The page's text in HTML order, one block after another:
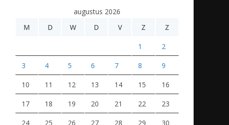
augustus 2026
M
D W D V Z Z
1 2
3 4 5 6 7 8 9
10 11 12 13 14 15 16
17 18 19 20 21 22 23
24 25 26 27 28 29 30